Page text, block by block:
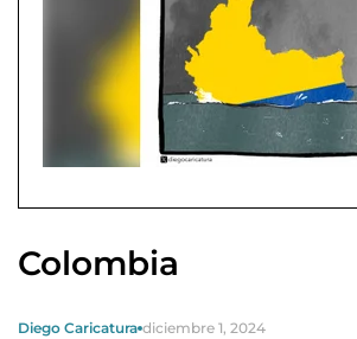
Colombia
Diego Caricatura diciembre 1, 2024